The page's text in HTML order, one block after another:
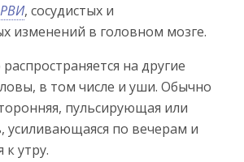
, сосудистых и
изменений в головном мозге.
распространяется на другие
в том числе и уши. Обычно
пульсирующая или
усиливающаяся по вечерам и
утру.